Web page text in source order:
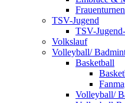
Frauenturnen
TSV-Jugend
TSV-
Volkslauf
Volleyball/
Basketball
Volleyball/